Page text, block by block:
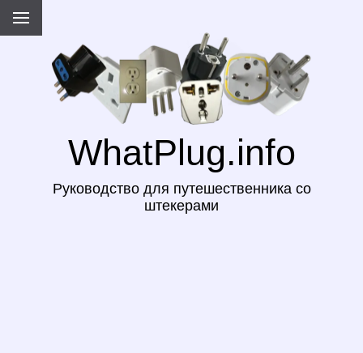
WhatPlug.info
Руководство для путешественника со
штекерами